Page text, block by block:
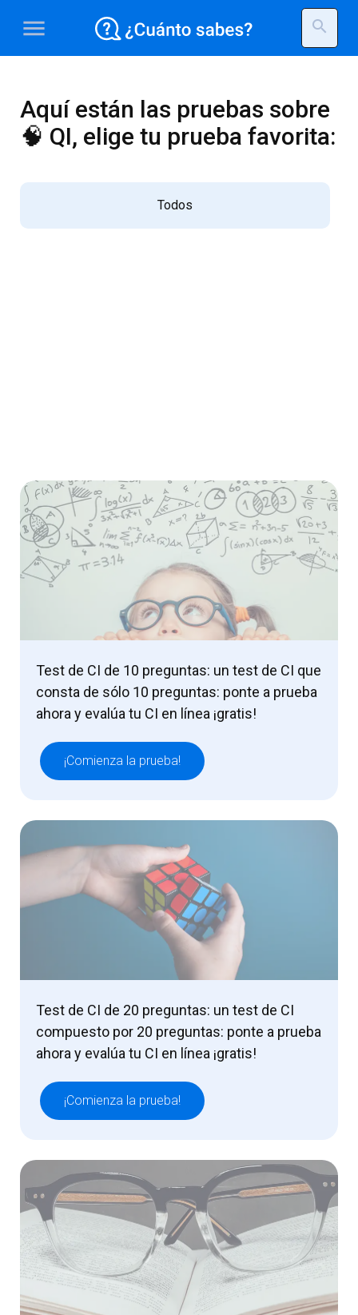
menu search
Aquí están las pruebas sobre
🧠 QI, elige tu prueba favorita:
Todos
Test de CI de 10 preguntas: un test de CI que
consta de sólo 10 preguntas: ponte a prueba
ahora y evalúa tu CI en línea ¡gratis!
¡Comienza la prueba!
Test de CI de 20 preguntas: un test de CI
compuesto por 20 preguntas: ponte a prueba
ahora y evalúa tu CI en línea ¡gratis!
¡Comienza la prueba!